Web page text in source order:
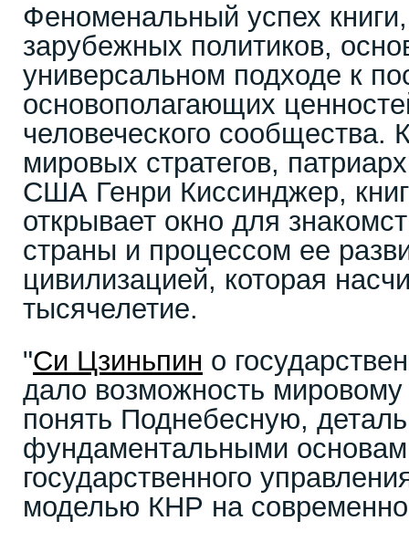
Феноменальный успех
зарубежных политиков,
универсальном подходе к
основополагающих
человеческого сообщества.
мировых стратегов,
США Генри Киссинджер,
открывает окно для
страны и процессом ее
цивилизацией, которая
тысячелетие.
"Си Цзиньпин о
дало возможность
понять Поднебесную,
фундаментальными
государственного
моделью КНР на